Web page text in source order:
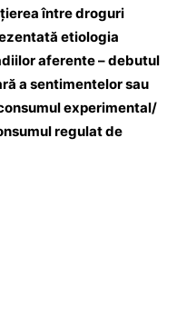
între droguri
etiologia
aferente – debutul
a sentimentelor sau
experimental/
regulat de